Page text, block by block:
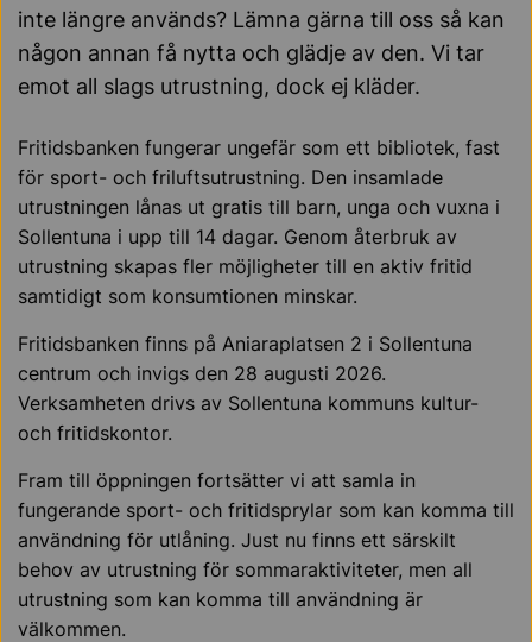
inte längre används? Lämna gärna till oss så kan
någon annan få nytta och glädje av den. Vi tar
emot all slags utrustning, dock ej kläder.
Fritidsbanken fungerar ungefär som ett bibliotek, fast
för sport- och friluftsutrustning. Den insamlade
utrustningen lånas ut gratis till barn, unga och vuxna i
Sollentuna i upp till 14 dagar. Genom återbruk av
utrustning skapas fler möjligheter till en aktiv fritid
samtidigt som konsumtionen minskar.
Fritidsbanken finns på Aniaraplatsen 2 i Sollentuna
centrum och invigs den 28 augusti 2026.
Verksamheten drivs av Sollentuna kommuns kultur-
och fritidskontor.
Fram till öppningen fortsätter vi att samla in
fungerande sport- och fritidsprylar som kan komma till
användning för utlåning. Just nu finns ett särskilt
behov av utrustning för sommaraktiviteter, men all
utrustning som kan komma till användning är
välkommen.